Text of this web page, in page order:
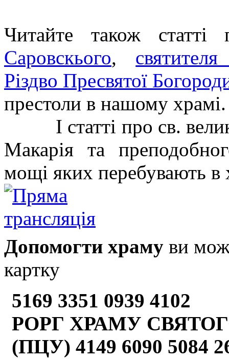
Читайте також
Саровскього,
Різдво Пресвятої
престоли в нашому храмі.
І статті про св.
Макарія та
мощі яких перебувають в
Допомогти храму ви
картку
5169 3351 0939 4102
РОРГ ХРАМУ
(ПЦУ) 4149 6090 5084